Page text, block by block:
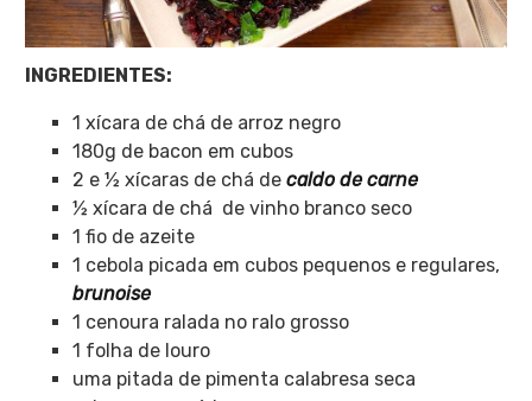
INGREDIENTES:
1 xícara de chá de arroz negro
180g de bacon em cubos
2 e ½ xícaras de chá de caldo de carne
½ xícara de chá de vinho branco seco
1 fio de azeite
1 cebola picada em cubos pequenos e regulares,
brunoise
1 cenoura ralada no ralo grosso
1 folha de louro
uma pitada de pimenta calabresa seca